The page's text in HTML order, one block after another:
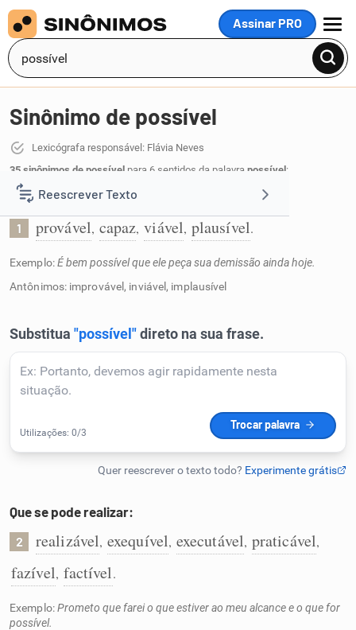
Assinar PRO
MENU
Reescrever Texto
Resumir Texto
Corrigir Texto
Detector de IA
Humanizador de IA
Conexões
Caça-palavras
Sinônimo de possível
Lexicógrafa responsável: Flávia Neves
35 sinônimos de possível para 6 sentidos da palavra possível:
Que tem grandes chances de acontecer:
1 provável, capaz, viável, plausível.
Exemplo:É bem possível que ele peça sua demissão ainda hoje.
Antônimos: improvável, inviável, implausível
Que se pode realizar:
2 realizável, exequível, executável, praticável,
fazível, factível.
Exemplo:Prometo que farei o que estiver ao meu alcance e o que for
possível.